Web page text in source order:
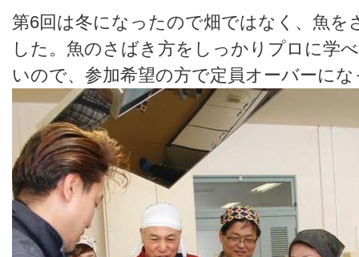
第6回は冬になったので畑ではなく、魚を
した。魚のさばき方をしっかりプロに学
いので、参加希望の方で定員オーバーに